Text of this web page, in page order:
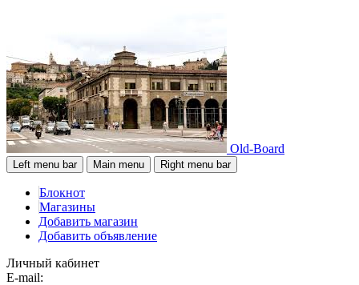
Old-Board
Left menu bar Main menu Right menu bar
Блокнот
Магазины
Добавить магазин
Добавить объявление
Личный кабинет
E-mail: